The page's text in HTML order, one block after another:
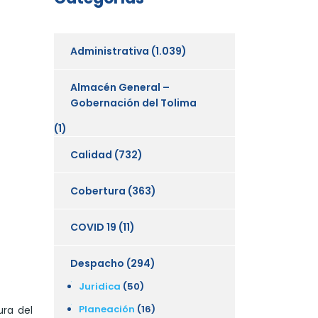
del
Administrativa (1.039)
Almacén General –
Gobernación del Tolima
(1)
Calidad (732)
Cobertura (363)
COVID 19 (11)
Despacho (294)
Juridica (50)
Planeación (16)